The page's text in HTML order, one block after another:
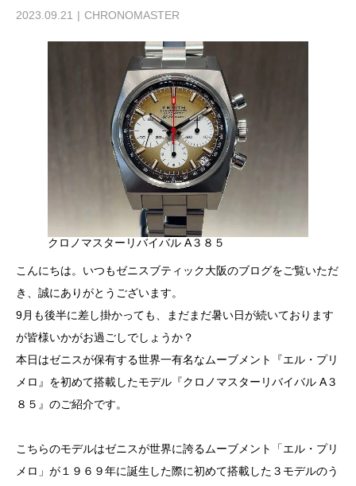
2023.09.21 CHRONOMASTER
クロノマスターリバイバル A３８５
こんにちは。いつもゼニスブティック大阪のブログをご覧いただ
き、誠にありがとうございます。
9月も後半に差し掛かっても、まだまだ暑い日が続いております
が皆様いかがお過ごしでしょうか？
本日はゼニスが保有する世界一有名なムーブメント『エル・プリ
メロ』を初めて搭載したモデル『クロノマスターリバイバル A３
８５』のご紹介です。
こちらのモデルはゼニスが世界に誇るムーブメント「エル・プリ
メロ」が１９６９年に誕生した際に初めて搭載した３モデルのう